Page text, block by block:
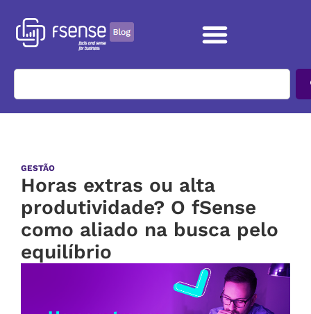
GESTÃO
Horas extras ou alta
produtividade? O fSense
como aliado na busca pelo
equilíbrio